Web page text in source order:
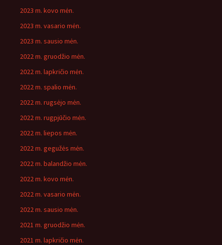
2023 m. kovo mėn.
2023 m. vasario mėn.
2023 m. sausio mėn.
2022 m. gruodžio mėn.
2022 m. lapkričio mėn.
2022 m. spalio mėn.
2022 m. rugsėjo mėn.
2022 m. rugpjūčio mėn.
2022 m. liepos mėn.
2022 m. gegužės mėn.
2022 m. balandžio mėn.
2022 m. kovo mėn.
2022 m. vasario mėn.
2022 m. sausio mėn.
2021 m. gruodžio mėn.
2021 m. lapkričio mėn.